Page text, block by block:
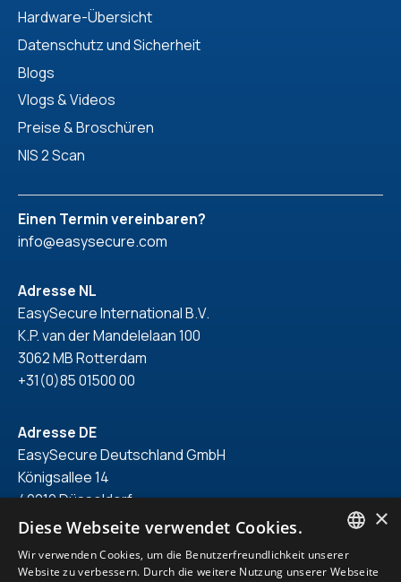
Hardware-Übersicht
Datenschutz und Sicherheit
Blogs
Vlogs & Videos
Preise & Broschüren
NIS 2 Scan
Einen Termin vereinbaren?
info@easysecure.com
Adresse NL
EasySecure International B.V.
K.P. van der Mandelelaan 100
3062 MB Rotterdam
+31(0)85 01500 00
Adresse DE
EasySecure Deutschland GmbH
Königsallee 14
40212 Düsseldorf
+49(0)211 418 71 150
ENGLISH
×
Diese Webseite verwendet Cookies.
Wir verwenden Cookies, um die Benutzerfreundlichkeit unserer
Website zu verbessern. Durch die weitere Nutzung unserer Webseite